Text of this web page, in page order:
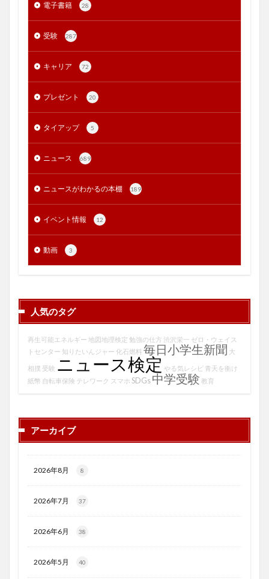
電子書籍 28
受験 287
キャリア 72
プレゼント 20
タイアップ 5
ニュース 689
ニュースがわかるの本棚 189
イベント情報 12
動画 3
人気のタグ
再生可能エネルギー 地図地理検定 勉強の仕方 渋沢栄一 ゼロ・ウェイス
トセンター 知りたいんジャー 化石燃料 毎日小学生新聞 大
相撲 受験 ニュース検定 やる気レシピ 青天を衝け
紙幣 自転車保険 テレワーク スマホ SDGs 中学受験 教育
アーカイブ
2026年8月 8
2026年7月 37
2026年6月 38
2026年5月 40